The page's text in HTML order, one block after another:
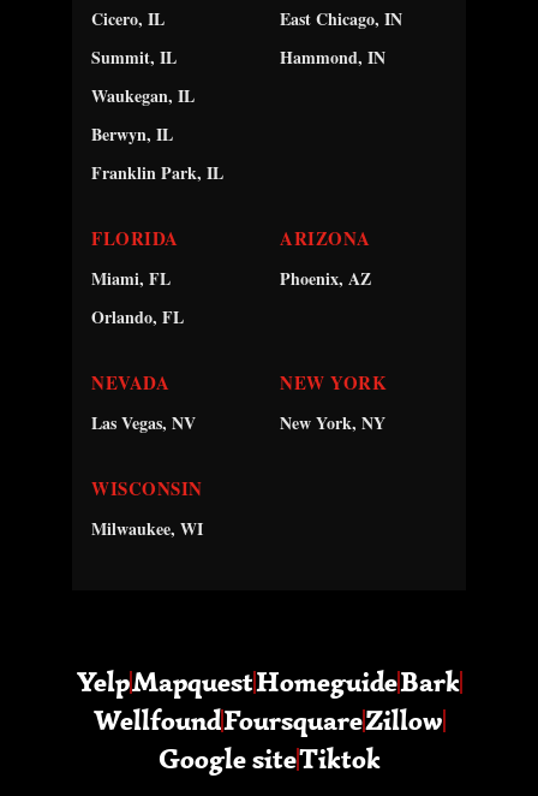
Cicero, IL
Summit, IL
Waukegan, IL
Berwyn, IL
Franklin Park, IL
East Chicago, IN
Hammond, IN
FLORIDA
Miami, FL
Orlando, FL
ARIZONA
Phoenix, AZ
NEVADA
Las Vegas, NV
NEW YORK
New York, NY
WISCONSIN
Milwaukee, WI
YelpMapquestHomeguideBark
WellfoundFoursquareZillow
Google siteTiktok